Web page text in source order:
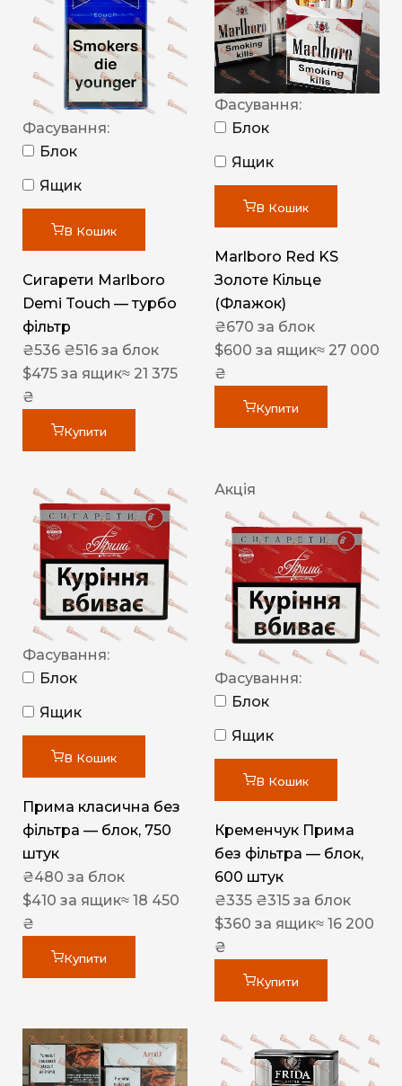
Фасування:
Блок
Ящик
В Кошик
Сигарети Marlboro
Demi Touch — турбо
фільтр
₴536 ₴516 за блок
$475 за ящик≈ 21 375
₴
Купити
Фасування:
Блок
Ящик
В Кошик
Marlboro Red KS
Золоте Кільце
(Флажок)
₴670 за блок
$600 за ящик≈ 27 000
₴
Купити
Фасування:
Блок
Ящик
В Кошик
Прима класична без
фільтра — блок, 750
штук
₴480 за блок
$410 за ящик≈ 18 450
₴
Купити
Акція
Фасування:
Блок
Ящик
В Кошик
Кременчук Прима
без фільтра — блок,
600 штук
₴335 ₴315 за блок
$360 за ящик≈ 16 200
₴
Купити